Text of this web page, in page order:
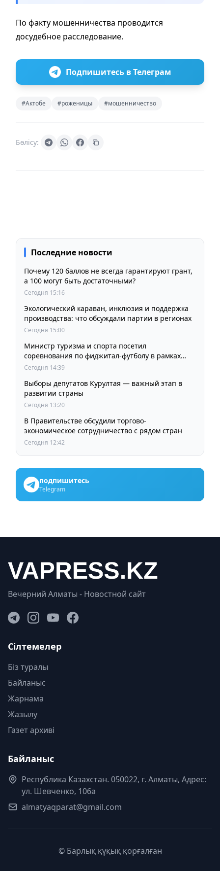
По факту мошенничества проводится
досудебное расследование.
Подпишитесь в Телеграм
#Актобе #роженицы #мошенничество
Бөлісу:
Последние новости
Почему 120 баллов не всегда гарантируют грант,
а 100 могут быть достаточными?
Сегодня 15:16
Экологический караван, инклюзия и поддержка
производства: что обсуждали партии в регионах
Сегодня 15:00
Министр туризма и спорта посетил
соревнования по фиджитал-футболу в рамках
«Игр Будущего 2026»
Сегодня 14:39
Выборы депутатов Курултая — важный этап в
развитии страны
Сегодня 13:20
В Правительстве обсудили торгово-
экономическое сотрудничество с рядом стран
Сегодня 12:42
подпишитесь
Telegram
Вечерний Алматы - Новостной сайт
Сілтемелер
Біз туралы
Байланыс
Жарнама
Жазылу
Газет архиві
Байланыс
Республика Казахстан. 050022, г. Алматы, Адрес:
ул. Шевченко, 106а
almatyaqparat@gmail.com
© Барлық құқық қорғалған